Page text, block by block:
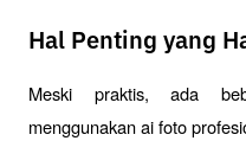
Hal Penting yang
Meski praktis, ada
menggunakan ai foto